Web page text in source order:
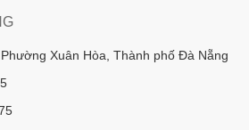
Xuân Hòa, Thành phố Đà Nẵng